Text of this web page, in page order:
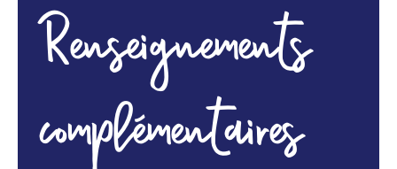
Renseignements
complémentaires